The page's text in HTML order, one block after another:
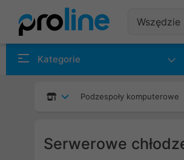
Kategorie
Podzespoły komputerowe
Serwerowe